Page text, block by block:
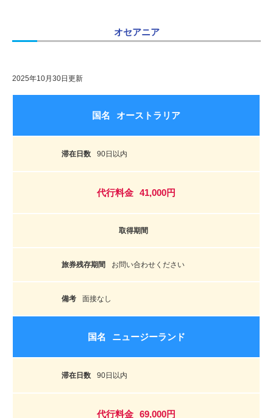
オセアニア
2025年10月30日更新
オーストラリア
90日以内
41,000円
お問い合わせください
面接なし
ニュージーランド
90日以内
69,000円